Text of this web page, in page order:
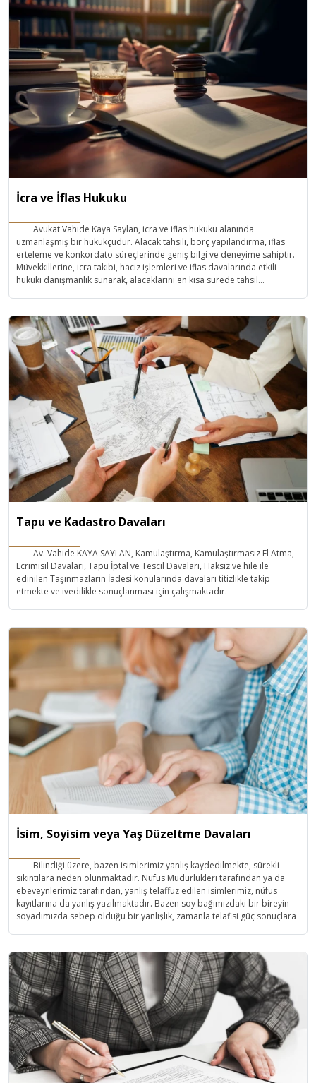
İcra ve İflas Hukuku
Avukat Vahide Kaya Saylan, icra ve iflas hukuku alanında
uzmanlaşmış bir hukukçudur. Alacak tahsili, borç yapılandırma, iflas
erteleme ve konkordato süreçlerinde geniş bilgi ve deneyime sahiptir.
Müvekkillerine, icra takibi, haciz işlemleri ve iflas davalarında etkili
hukuki danışmanlık sunarak, alacaklarını en kısa sürede tahsil
çözümler üretmektedir.
Tapu ve Kadastro Davaları
Av. Vahide KAYA SAYLAN, Kamulaştırma, Kamulaştırmasız El Atma,
Ecrimisil Davaları, Tapu İptal ve Tescil Davaları, Haksız ve hile ile
edinilen Taşınmazların İadesi konularında davaları titizlikle takip
etmekte ve ivedilikle sonuçlanması için çalışmaktadır.
İsim, Soyisim veya Yaş Düzeltme Davaları
Bilindiği üzere, bazen isimlerimiz yanlış kaydedilmekte, sürekli
sıkıntılara neden olunmaktadır. Nüfus Müdürlükleri tarafından ya da
ebeveynlerimiz tarafından, yanlış telaffuz edilen isimlerimiz, nüfus
kayıtlarına da yanlış yazılmaktadır. Bazen soy bağımızdaki bir bireyin
soyadımızda sebep olduğu bir yanlışlık, zamanla telafisi güç sonuçlara
ebeveynerimize yahut da her ikisini karşı bir dava açmak gerekecektir
ki, bu tür davalar Nüfus Davaları olarak adlandırılmaktadır.
Av. Vahide KAYA SAYLAN, İsim, soyadı veya yaş düzeltme, Tapuda
kayıt düzeltme davalarında çözüm önerileri sunmakta, adli ya da idari
davalar açmak yoluyla müvekkillerinin talepleri doğrultusunda konuyu
çözüme kavuşturmaktadır.